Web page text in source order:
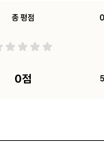
총 평점
0점